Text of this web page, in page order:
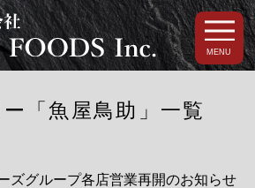
MENU
「魚屋鳥助」一覧
ズグループ各店営業再開のお知らせ